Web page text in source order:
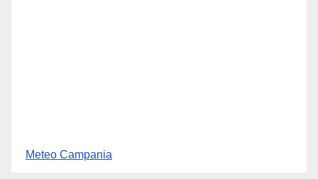
Meteo Campania